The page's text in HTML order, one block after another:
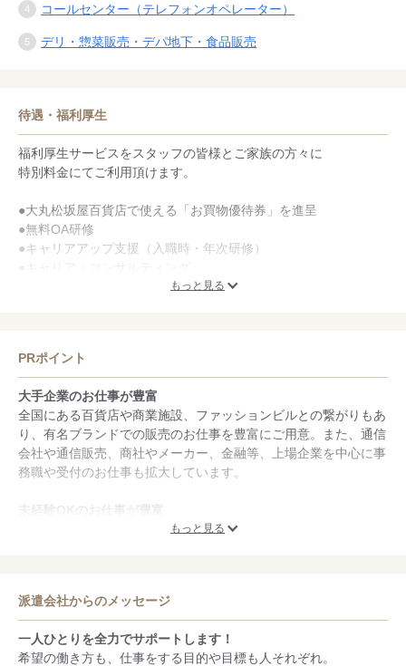
コールセンター（テレフォンオペレーター）
デリ・惣菜販売・デパ地下・食品販売
待遇・福利厚生
福利厚生サービスをスタッフの皆様とご家族の方々に
特別料金にてご利用頂けます。
●大丸松坂屋百貨店で使える「お買物優待券」を進呈
●無料OA研修
●キャリアアップ支援（入職時・年次研修）
※一部は、社会保険に加入されてからの対象となります
もっと見る
PRポイント
大手企業のお仕事が豊富
全国にある百貨店や商業施設、ファッションビルとの繋がりもあ
り、有名ブランドでの販売のお仕事を豊富にご用意。また、通信
会社や通信販売、商社やメーカー、金融等、上場企業を中心に事
務職や受付のお仕事も拡大しています。
未経験OKのお仕事が豊富
百貨店ノウハウを持つ当社だからこそ、販売職の案件数と就業実
可となっております。
福利厚生が充実
大丸松坂屋百貨店で使える「お買物優待券」を進呈！欲しかった
もっと見る
派遣会社からのメッセージ
一人ひとりを全力でサポートします！
希望の働き方も、仕事をする目的や目標も人それぞれ。